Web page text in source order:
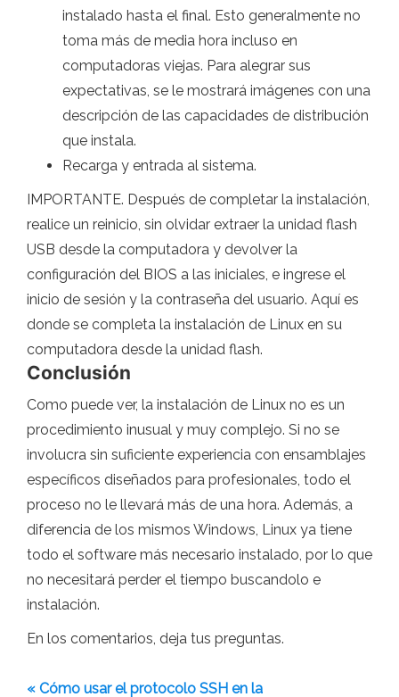
instalado hasta el final. Esto generalmente no
toma más de media hora incluso en
computadoras viejas. Para alegrar sus
expectativas, se le mostrará imágenes con una
descripción de las capacidades de distribución
que instala.
Recarga y entrada al sistema.
IMPORTANTE. Después de completar la instalación,
realice un reinicio, sin olvidar extraer la unidad flash
USB desde la computadora y devolver la
configuración del BIOS a las iniciales, e ingrese el
inicio de sesión y la contraseña del usuario. Aquí es
donde se completa la instalación de Linux en su
computadora desde la unidad flash.
Conclusión
Como puede ver, la instalación de Linux no es un
procedimiento inusual y muy complejo. Si no se
involucra sin suficiente experiencia con ensamblajes
específicos diseñados para profesionales, todo el
proceso no le llevará más de una hora. Además, a
diferencia de los mismos Windows, Linux ya tiene
todo el software más necesario instalado, por lo que
no necesitará perder el tiempo buscandolo e
instalación.
En los comentarios, deja tus preguntas.
« Cómo usar el protocolo SSH en la